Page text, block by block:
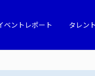
ベントレポート タレン